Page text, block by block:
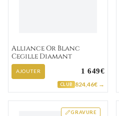
Alliance Or Blanc
Cegille Diamant
AJOUTER 1 649€
CLUB 824,46€ →
GRAVURE